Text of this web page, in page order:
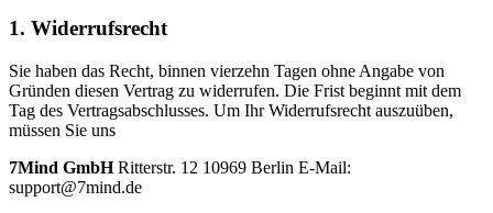
1. Widerrufsrecht
Sie haben das Recht, binnen vierzehn Tagen ohne Angabe von
Gründen diesen Vertrag zu widerrufen. Die Frist beginnt mit dem
Tag des Vertragsabschlusses. Um Ihr Widerrufsrecht auszuüben,
müssen Sie uns
7Mind GmbHRitterstr. 12 10969 Berlin E-Mail:
support@7mind.de